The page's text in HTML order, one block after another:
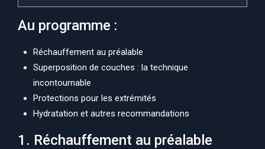
Au programme :
Réchauffement au préalable
Superposition de couches : la technique
incontournable
Protections pour les extrémités
Hydratation et autres recommandations
1. Réchauffement au préalable